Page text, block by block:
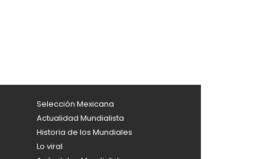
Selección Mexicana
Actualidad Mundialista
Historia de los Mundiales
Lo viral